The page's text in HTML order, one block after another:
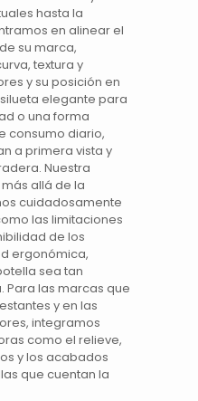
hasta la
en alinear el
su marca,
textura y
y su posición en
elegante para
o una forma
consumo diario,
a primera vista y
Nuestra
allá de la
cuidadosamente
las limitaciones
de los
ergonómica,
sea tan
las marcas que
y en las
integramos
como el relieve,
y los acabados
que cuentan la